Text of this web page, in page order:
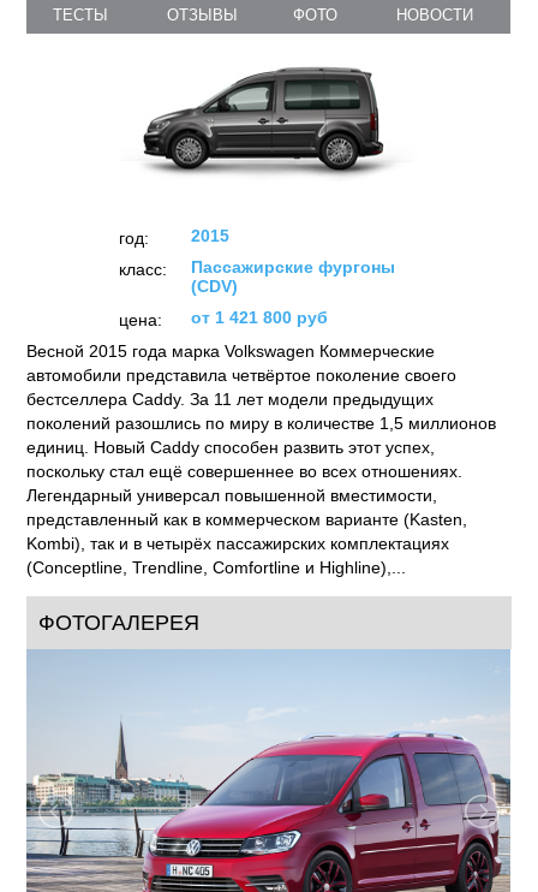
ТЕСТЫ ОТЗЫВЫ ФОТО НОВОСТИ
год:
2015
класс:
Пассажирские фургоны
(CDV)
цена:
от 1 421 800 руб
Весной 2015 года марка Volkswagen Коммерческие
автомобили представила четвёртое поколение своего
бестселлера Caddy. За 11 лет модели предыдущих
поколений разошлись по миру в количестве 1,5 миллионов
единиц. Новый Caddy способен развить этот успех,
поскольку стал ещё совершеннее во всех отношениях.
Легендарный универсал повышенной вместимости,
представленный как в коммерческом варианте (Kasten,
Kombi), так и в четырёх пассажирских комплектациях
(Conceptline, Trendline, Comfortline и Highline),...
ФОТОГАЛЕРЕЯ